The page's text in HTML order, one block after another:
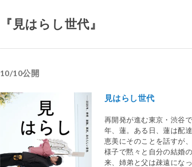
『見はらし世代』
10/10公開
見はらし世代
再開発が進む東京・渋谷
年、蓮。ある日、蓮は配
恵美にそのことを話すが
様子で黙々と自分の結婚
来、姉弟と父は疎遠にな